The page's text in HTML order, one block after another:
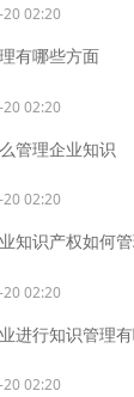
20 02:20
有哪些方面
20 02:20
管理企业知识
20 02:20
知识产权如何
20 02:20
进行知识管理
20 02:20